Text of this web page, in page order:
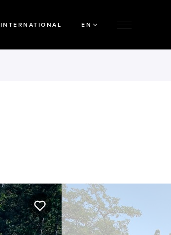
INTERNATIONAL EN